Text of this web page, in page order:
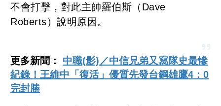
不會打擊，對此主帥羅伯斯（Dave
Roberts）說明原因。
更多新聞： 中職(影)／中信兄弟又寫隊史最慘
紀錄！王維中「復活」優質先發台鋼雄鷹4：0
完封勝